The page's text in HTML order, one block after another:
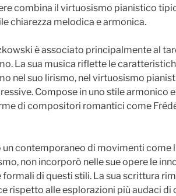
combina il virtuosismo pianistico
chiarezza melodica e armonica.
è associato principalmente al
La sua musica riflette le
nel suo lirismo, nel virtuosismo
Compose in uno stile armonico
di compositori romantici come
un contemporaneo di movimenti come
non incorporò nelle sue opere le
formali di questi stili. La sua scrittura
rispetto alle esplorazioni più audaci di